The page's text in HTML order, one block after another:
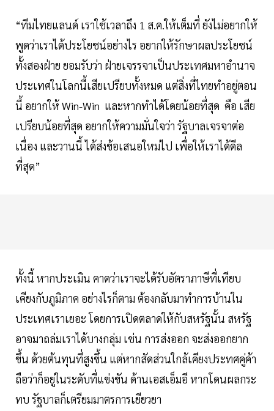
“ทีมไทยแลนด์ เราใช้เวลาถึง 1 ส.ค.ให้เต็มที่ ยังไม่อยากให้
พูดว่าเราได้ประโยชน์อย่างไร อยากให้รักษาผลประโยชน์
ทั้งสองฝ่าย ยอมรับว่า ฝ่ายเจรรจาเป็นประเทศมหาอำนาจ
ประเทศในโลกนี้เสียเปรียบทั้งหมด แต่สิ่งที่ไทยทำอยู่ตอน
นี้ อยากให้ Win-Win และหากทำได้โดยน้อยที่สุด คือ เสีย
เปรียบน้อยที่สุด อยากให้ความมั่นใจว่า รัฐบาลเจรจาต่อ
เนื่อง และวานนี้ ได้ส่งข้อเสนอใหม่ไป เพื่อให้เราได้ดีล
ที่สุด”
ทั้งนี้ หากประเมิน คาดว่าเราจะได้รับอัตราภาษีที่เทียบ
เคียงกับภูมิภาค อย่างไรก็ตาม ต้องกลับมาทำการบ้านใน
ประเทศเราเยอะ โดยการเปิดตลาดให้กับสหรัฐนั้น สหรัฐ
อาจมาถล่มเราได้บางกลุ่ม เช่น การส่งออก จะส่งออกยาก
ขึ้น ด้วยต้นทุนที่สูงขึ้น แต่หากสัดส่วนใกล้เคียงประทศคู่ค้า
ถือว่าก็อยู่ในระดับที่แข่งขัน ด้านเอสเอ็มอี หากโดนผลกระ
ทบ รัฐบาลก็เตรียมมาตรการเยียวยา